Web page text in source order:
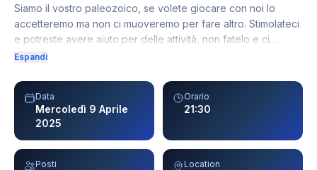
Siamo il vostro paleozoico, se volete giocare con noi lo
accetteremo ma non ci muoveremo per fare altro. Stimolateci
e potreste avere aiuto per delle attività, non fatelo e ci
vedrete sempre nello stesso punto, fermi come pietre al sole.
Espandi
Data
Mercoledì 9 Aprile
2025
Orario
21:30
Posti Location